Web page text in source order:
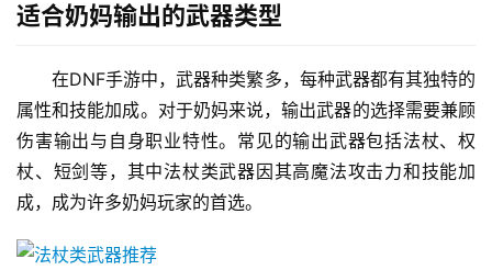
适合奶妈输出的武器类型
在DNF手游中，武器种类繁多，每种武器都有其独特的
属性和技能加成。对于奶妈来说，输出武器的选择需要兼顾
伤害输出与自身职业特性。常见的输出武器包括法杖、权
杖、短剑等，其中法杖类武器因其高魔法攻击力和技能加
成，成为许多奶妈玩家的首选。